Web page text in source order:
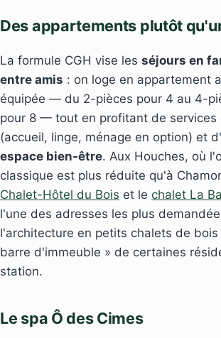
Des appartements plutôt
La formule CGH vise les séjours en
entre amis : on loge en appartement
équipée — du 2-pièces pour 4 au 4-
pour 8 — tout en profitant de services
(accueil, linge, ménage en option) et
espace bien-être. Aux Houches, où
classique est plus réduite qu'à
Chalet-Hôtel du Bois et le chalet La
l'une des adresses les plus
l'architecture en petits chalets de
barre d'immeuble » de certaines
station.
Le spa Ô des Cimes